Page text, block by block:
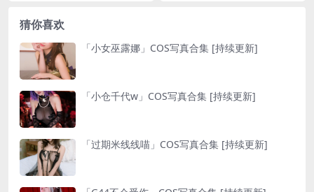
猜你喜欢
「小女巫露娜」COS写真合集 [持续更新]
「小仓千代w」COS写真合集 [持续更新]
「过期米线线喵」COS写真合集 [持续更新]